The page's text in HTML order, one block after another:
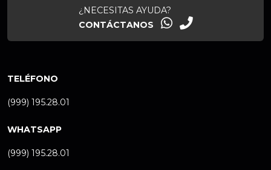
¿NECESITAS AYUDA?
CONTÁCTANOS
TELÉFONO
(999) 195.28.01
WHATSAPP
(999) 195.28.01